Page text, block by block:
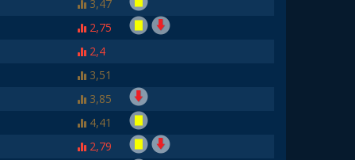
3,47
2,75
2,4
3,51
3,85
4,41
2,79